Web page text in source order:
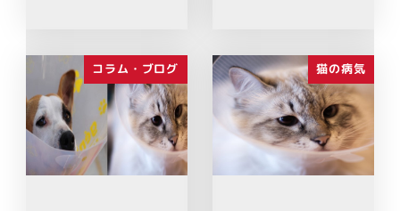
コラム・ブログ 猫の病気